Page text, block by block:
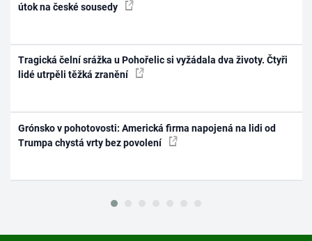
útok na české sousedy
Tragická čelní srážka u Pohořelic si vyžádala dva životy. Čtyři
lidé utrpěli těžká zranění
Grónsko v pohotovosti: Americká firma napojená na lidi od
Trumpa chystá vrty bez povolení